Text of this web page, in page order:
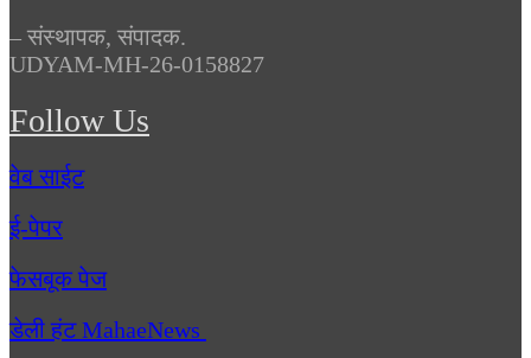
– संस्थापक, संपादक.
UDYAM-MH-26-0158827
Follow Us
वेब साईट
ई-पेपर
फेसबूक पेज
डेली हंट MahaeNews